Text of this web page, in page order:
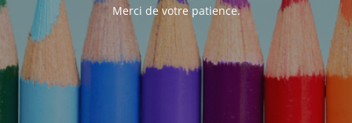
Merci de votre patience.